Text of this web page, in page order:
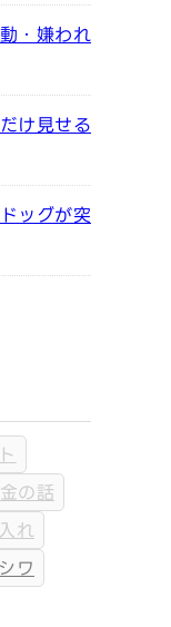
・嫌われ
け見せる
ッグが突
の話
れ
シワ